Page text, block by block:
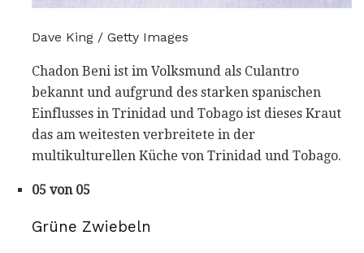
Dave King / Getty Images
Chadon Beni ist im Volksmund als Culantro
bekannt und aufgrund des starken spanischen
Einflusses in Trinidad und Tobago ist dieses Kraut
das am weitesten verbreitete in der
multikulturellen Küche von Trinidad und Tobago.
05 von 05
Grüne Zwiebeln